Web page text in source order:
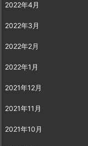
2022年4月
2022年3月
2022年2月
2022年1月
2021年12月
2021年11月
2021年10月